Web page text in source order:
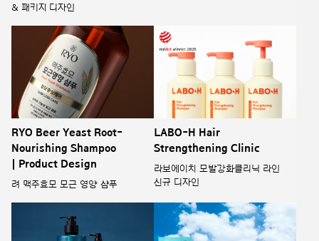
& 패키지 디자인
RYO Beer Yeast Root-
Nourishing Shampoo
| Product Design
려 맥주효모 모근 영양 샴푸
LABO-H Hair
Strengthening Clinic
라보에이치 모발강화클리닉 라인
신규 디자인